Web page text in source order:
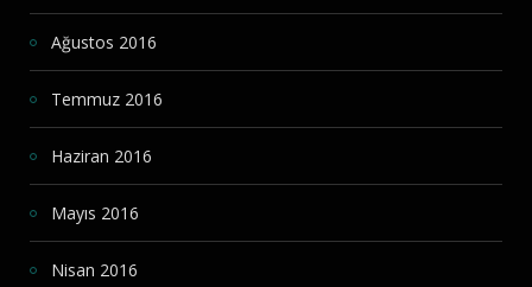
Ağustos 2016
Temmuz 2016
Haziran 2016
Mayıs 2016
Nisan 2016